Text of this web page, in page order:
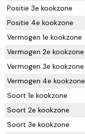
Positie 3e kookzone
Positie 4e kookzone
Vermogen 1e kookzone
Vermogen 2e kookzone
Vermogen 3e kookzone
Vermogen 4e kookzone
Soort 1e kookzone
Soort 2e kookzone
Soort 3e kookzone